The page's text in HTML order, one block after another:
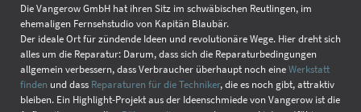
Die Vangerow GmbH hat ihren Sitz im schwäbischen Reutlingen, im
ehemaligen Fernsehstudio von Kapitän Blaubär.
Der ideale Ort für zündende Ideen und revolutionäre Wege. Hier dreht sich
alles um die Reparatur: Darum, dass sich die Reparaturbedingungen
allgemein verbessern, dass Verbraucher überhaupt noch eineWerkstatt
finden und dass Reparaturen für die Techniker, die es noch gibt, attraktiv
bleiben. Ein Highlight-Projekt aus der Ideenschmiede von Vangerow ist die